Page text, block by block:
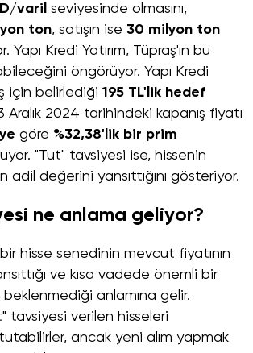
varil seviyesinde olmasını,
ton, satışın ise 30 milyon ton
Yapı Kredi Yatırım, Tüpraş'ın bu
öngörüyor. Yapı Kredi
için belirlediği 195 TL'lik hedef
Aralık 2024 tarihindeki kapanış fiyatı
göre %32,38'lik bir prim
"Tut" tavsiyesi ise, hissenin
adil değerini yansıttığını gösteriyor.
ne anlama geliyor?
hisse senedinin mevcut fiyatının
ve kısa vadede önemli bir
anlamına gelir.
tavsiyesi verilen hisseleri
ancak yeni alım yapmak